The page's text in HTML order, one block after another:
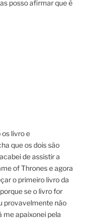
posso afirmar que é
os livro e
que os dois são
de assistir a
of Thrones e agora
o primeiro livro da
se o livro for
provavelmente não
me apaixonei pela